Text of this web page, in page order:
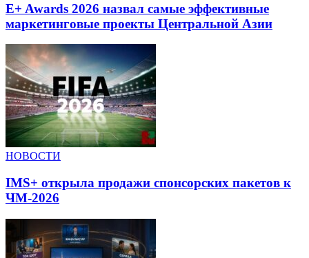
E+ Awards 2026 назвал самые эффективные
маркетинговые проекты Центральной Азии
НОВОСТИ
IMS+ открыла продажи спонсорских пакетов к
ЧМ-2026